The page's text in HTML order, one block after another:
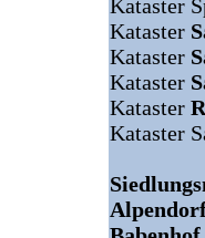
Kataster
Kataster
Kataster
Kataster
Kataster
Kataster